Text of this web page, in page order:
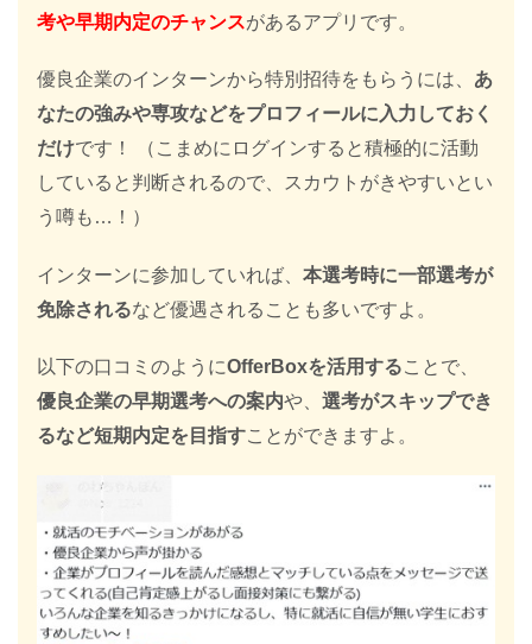
考や早期内定のチャンスがあるアプリです。
優良企業のインターンから特別招待をもらうには、 あ
なたの強みや専攻などをプロフィールに入力しておく
だけです！ （こまめにログインすると積極的に活動
していると判断されるので、スカウトがきやすいとい
う噂も…！）
インターンに参加していれば、 本選考時に一部選考が
免除されるなど優遇されることも多いですよ。
以下の口コミのようにOfferBoxを活用することで、
優良企業の早期選考への案内や、 選考がスキップでき
るなど短期内定を目指すことができますよ。